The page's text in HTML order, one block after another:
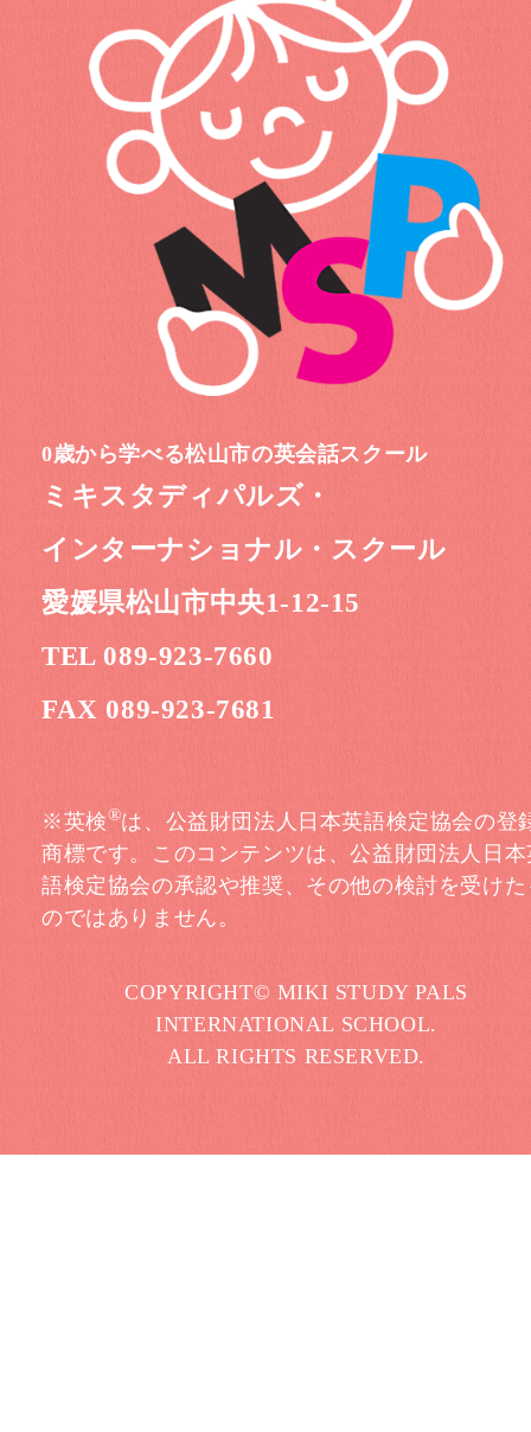
0歳から学べる松山市の英会話スクール
ミキスタディパルズ・
インターナショナル・スクール
愛媛県松山市中央1-12-15
TEL 089-923-7660
FAX 089-923-7681
※英検®は、公益財団法人日本英語検定協会の登
商標です。このコンテンツは、公益財団法人日本
語検定協会の承認や推奨、その他の検討を受けた
のではありません。
COPYRIGHT© MIKI STUDY PALS
INTERNATIONAL SCHOOL.
ALL RIGHTS RESERVED.